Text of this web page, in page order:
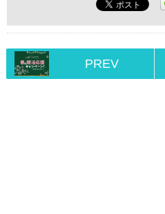
PREV